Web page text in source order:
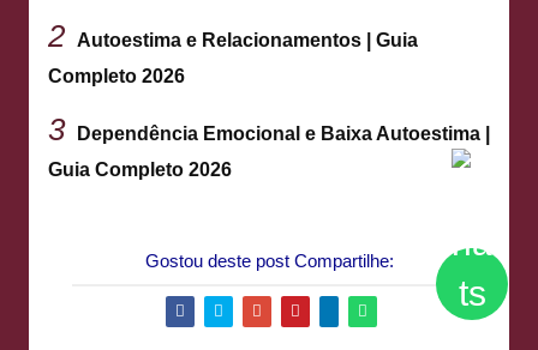
2 Autoestima e Relacionamentos | Guia
Completo 2026
3
Dependência Emocional e Baixa Autoestima |
Guia Completo 2026
Gostou deste post Compartilhe: